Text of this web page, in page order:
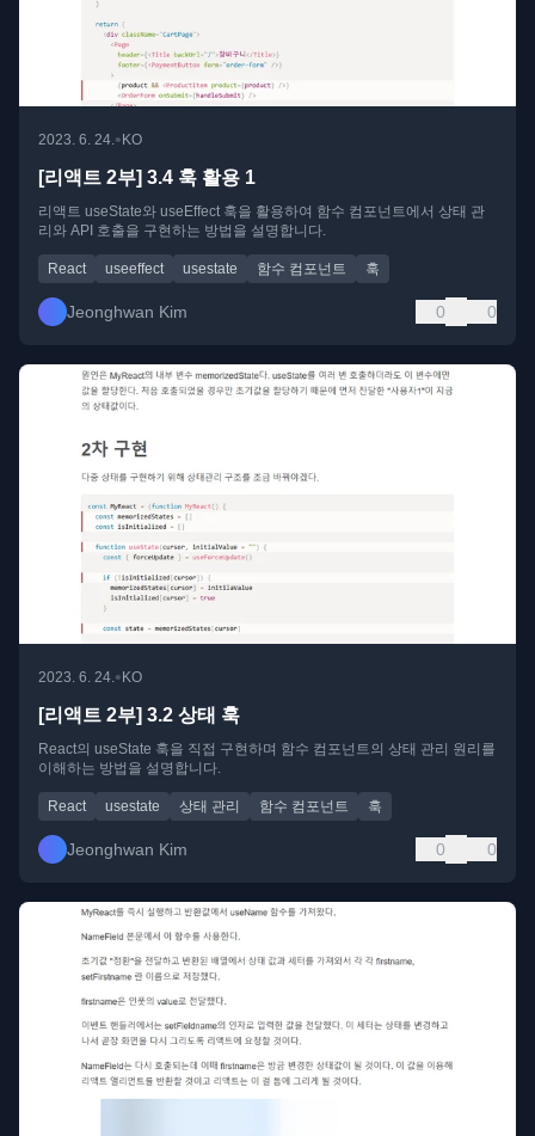
2023. 6. 24.• KO
[리액트 2부] 3.4 훅 활용 1
리액트 useState와 useEffect 훅을 활용하여 함수 컴포넌트에서 상태 관
리와 API 호출을 구현하는 방법을 설명합니다.
React useeffect usestate 함수 컴포넌트 훅
Jeonghwan Kim 0 0
2023. 6. 24.• KO
[리액트 2부] 3.2 상태 훅
React의 useState 훅을 직접 구현하며 함수 컴포넌트의 상태 관리 원리를
이해하는 방법을 설명합니다.
React usestate 상태 관리 함수 컴포넌트 훅
Jeonghwan Kim 0 0